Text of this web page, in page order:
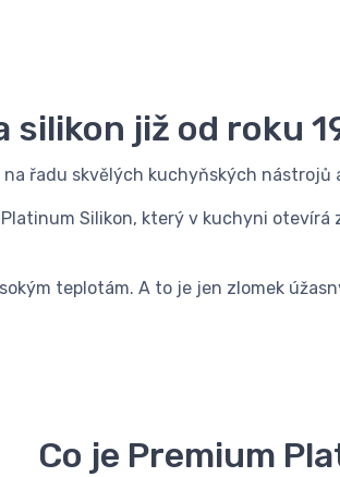
silikon již od roku
řadu skvělých kuchyňských nástrojů
Silikon, který v kuchyni otevírá
teplotám. A to je jen zlomek
Co je Premium